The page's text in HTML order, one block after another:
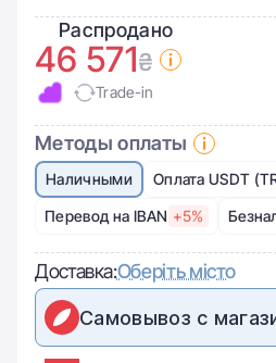
Распродано
46 571₴
Trade-in
Методы оплаты
Наличными Оплата USDT
Перевод на IBAN +5%
Доставка:Оберіть місто
Самовывоз с